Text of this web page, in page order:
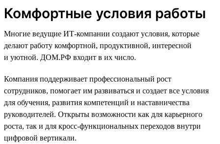
Комфортные условия работы
Многие ведущие ИТ-компании создают условия, которые
делают работу комфортной, продуктивной, интересной
и уютной. ДОМ.РФ входит в их число.
Компания поддерживает профессиональный рост
сотрудников, помогает им развиваться и создает все условия
для обучения, развития компетенций и наставничества
руководителей. Открыты возможности как для карьерного
роста, так и для кросс-функциональных переходов внутри
цифровой вертикали.